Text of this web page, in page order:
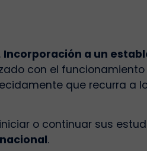
Incorporación a un
con el funcionamiento
que recurra a
o continuar sus
.